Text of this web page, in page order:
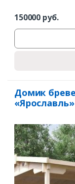
150000 руб.
Домик